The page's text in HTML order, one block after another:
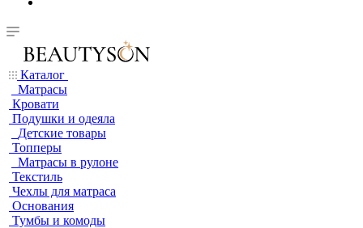
Каталог
Матрасы
Кровати
Подушки и одеяла
Детские товары
Топперы
Матрасы в рулоне
Текстиль
Чехлы для матраса
Основания
Тумбы и комоды